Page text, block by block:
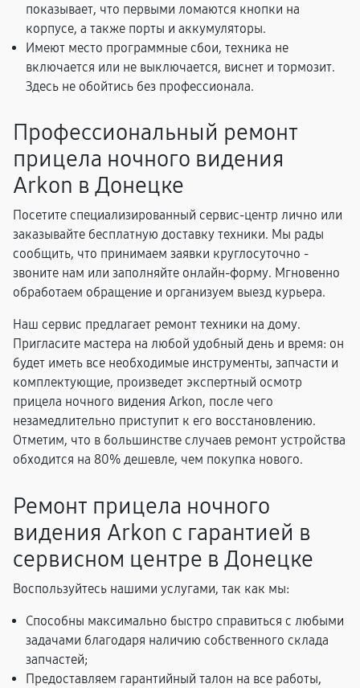
показывает, что первыми ломаются кнопки на
корпусе, а также порты и аккумуляторы.
Имеют место программные сбои, техника не
включается или не выключается, виснет и тормозит.
Здесь не обойтись без профессионала.
Профессиональный ремонт
прицела ночного видения
Arkon в Донецке
Посетите специализированный сервис-центр лично или
заказывайте бесплатную доставку техники. Мы рады
сообщить, что принимаем заявки круглосуточно -
звоните нам или заполняйте онлайн-форму. Мгновенно
обработаем обращение и организуем выезд курьера.
Наш сервис предлагает ремонт техники на дому.
Пригласите мастера на любой удобный день и время: он
будет иметь все необходимые инструменты, запчасти и
комплектующие, произведет экспертный осмотр
прицела ночного видения Arkon, после чего
незамедлительно приступит к его восстановлению.
Отметим, что в большинстве случаев ремонт устройства
обходится на 80% дешевле, чем покупка нового.
Ремонт прицела ночного
видения Arkon с гарантией в
сервисном центре в Донецке
Воспользуйтесь нашими услугами, так как мы:
Способны максимально быстро справиться с любыми
задачами благодаря наличию собственного склада
запчастей;
Предоставляем гарантийный талон на все работы,